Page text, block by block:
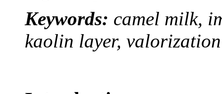
Keywords: camel milk,
kaolin layer, valorization